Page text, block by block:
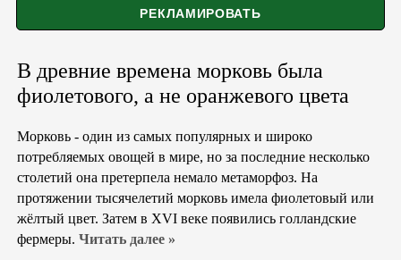
В древние времена морковь была
фиолетового, а не оранжевого цвета
Морковь - один из самых популярных и широко
потребляемых овощей в мире, но за последние несколько
столетий она претерпела немало метаморфоз. На
протяжении тысячелетий морковь имела фиолетовый или
жёлтый цвет. Затем в XVI веке появились голландские
фермеры. Читать далее »